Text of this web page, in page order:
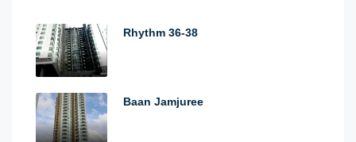
Rhythm 36-38
Baan Jamjuree